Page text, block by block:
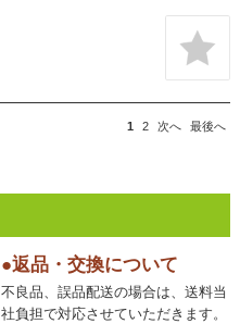
1 2 次へ 最後へ
●返品・交換について
不良品、誤品配送の場合は、送料当
社負担で対応させていただきます。